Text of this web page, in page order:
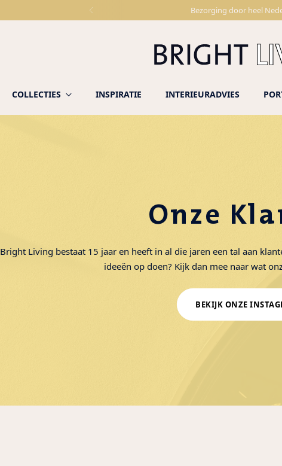
Bezorging door heel
COLLECTIES INSPIRATIE INTERIEURADVIES
Onze
Bright Living bestaat 15 jaar en heeft in al die jaren een tal aan
ideeën op doen? Kijk dan mee naar wat
BEKIJK ONZE